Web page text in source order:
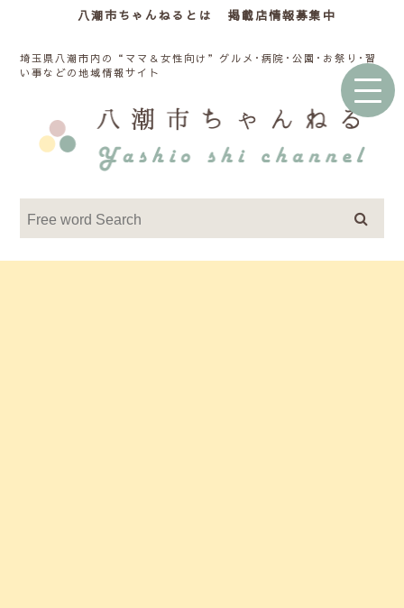
八潮市ちゃんねるとは 掲載店情報募集中
埼玉県八潮市内の“ママ＆女性向け”グルメ･病院･公園･お祭り･習
い事などの地域情報サイト